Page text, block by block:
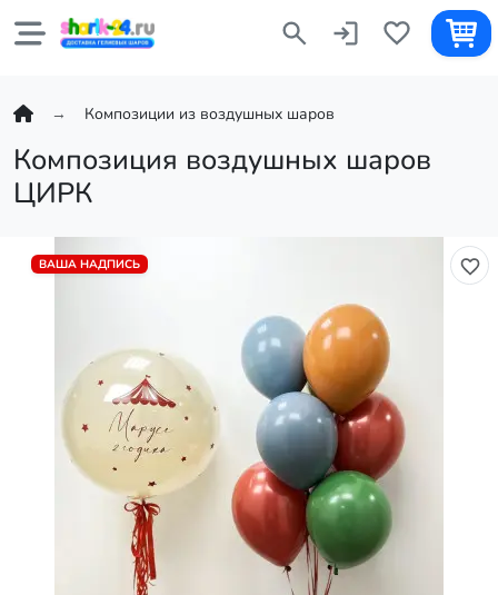
Композиции из воздушных шаров
Композиция воздушных шаров
ЦИРК
ВАША НАДПИСЬ